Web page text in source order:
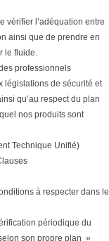
vérifier l’adéquation entre
ainsi que de prendre en
le fluide.
professionnels
législations de sécurité et
qu’au respect du plan
nos produits sont
Technique Unifié)
à respecter dans le
périodique du
son propre plan »